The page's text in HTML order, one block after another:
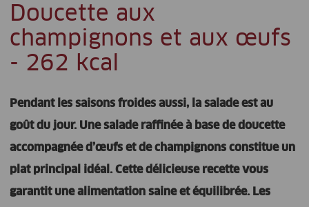
Doucette aux
champignons et aux œufs
- 262 kcal
Pendant les saisons froides aussi, la salade est au
goût du jour. Une salade raffinée à base de doucette
accompagnée d’œufs et de champignons constitue un
plat principal idéal. Cette délicieuse recette vous
garantit une alimentation saine et équilibrée. Les